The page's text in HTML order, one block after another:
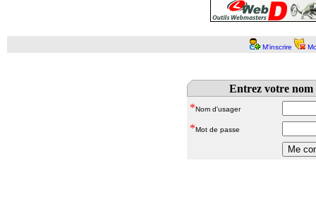
M'inscrire
Entrez votre nom
*Nom d'usager
*Mot de passe